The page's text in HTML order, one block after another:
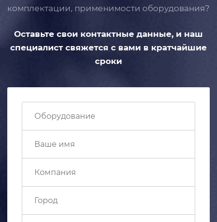
комплектации, применимости оборудования?
Оставьте свои контактные данные, и наш
специалист свяжется с вами в кратчайшие
сроки